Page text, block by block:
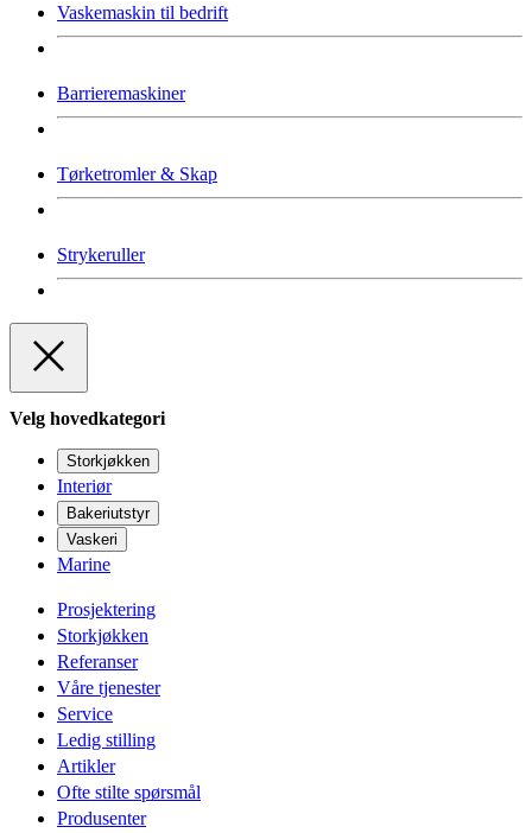
Vaskemaskin til bedrift
Barrieremaskiner
Tørketromler & Skap
Strykeruller
Velg hovedkategori
Storkjøkken
Interiør
Bakeriutstyr
Vaskeri
Marine
Prosjektering
Storkjøkken
Referanser
Våre tjenester
Service
Ledig stilling
Artikler
Ofte stilte spørsmål
Produsenter